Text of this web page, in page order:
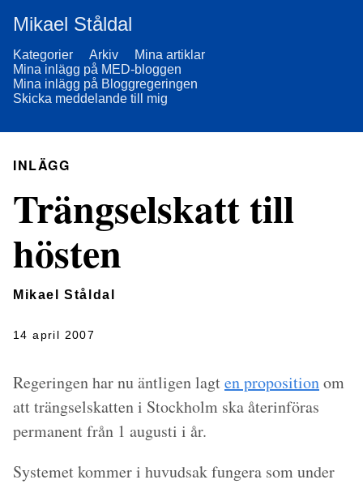
Mikael Ståldal
Kategorier Arkiv
Mina artiklar
Mina inlägg på MED-bloggen
Mina inlägg på Bloggregeringen
Skicka meddelande till mig
INLÄGG
Trängselskatt till
hösten
Mikael Ståldal
14 april 2007
Regeringen har nu äntligen lagten propositionom
att trängselskatten i Stockholm ska återinföras
permanent från 1 augusti i år.
Systemet kommer i huvudsak fungera som under